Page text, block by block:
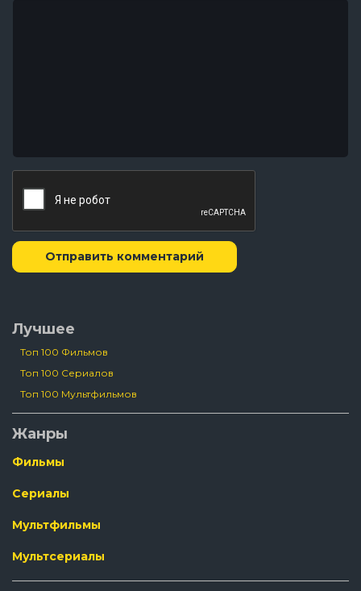
Отправить комментарий
Лучшее
Топ 100 Фильмов
Топ 100 Сериалов
Топ 100 Мультфильмов
Жанры
Фильмы
Сериалы
Мультфильмы
Мультсериалы